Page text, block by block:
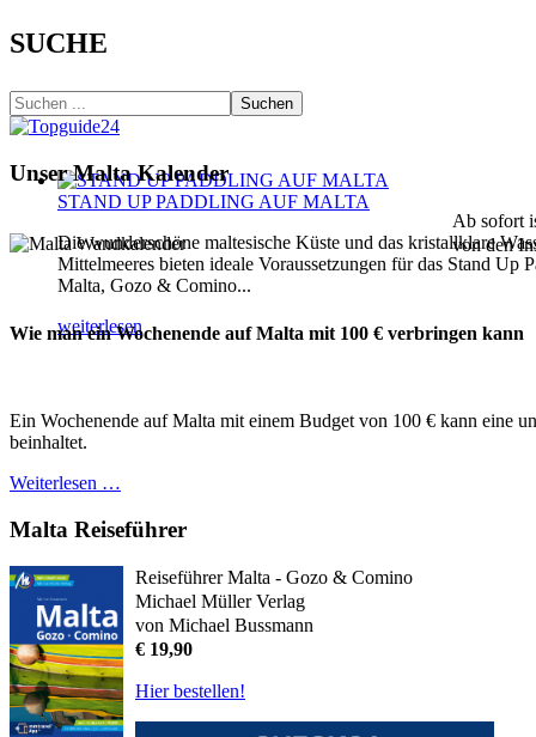
STAND UP PADDLING AUF MALTA
Die wunderschöne maltesische Küste und das kristallklare
Mittelmeeres bieten ideale Voraussetzungen für das Stand Up
Malta, Gozo & Comino...
weiterlesen
SUCHE
Suchen
Unser Malta Kalender
Ab sofort
von den
Wie man ein Wochenende auf Malta mit 100 € verbringen kann
Ein Wochenende auf Malta mit einem Budget von 100 € kann eine
beinhaltet.
Weiterlesen …
Malta Reiseführer
Reiseführer Malta - Gozo & Comino
Michael Müller Verlag
von Michael Bussmann
€ 19,90
Hier bestellen!